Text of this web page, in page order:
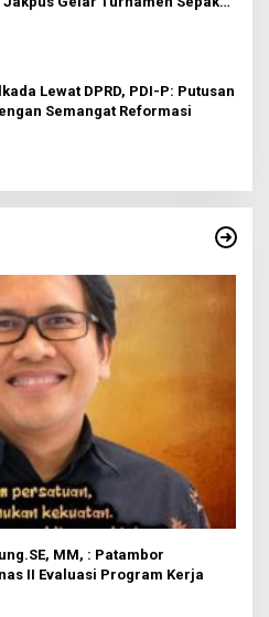
Lewat DPRD, PDI-P: Putusan
Semangat Reformasi
MM, : Patambor
II Evaluasi Program Kerja